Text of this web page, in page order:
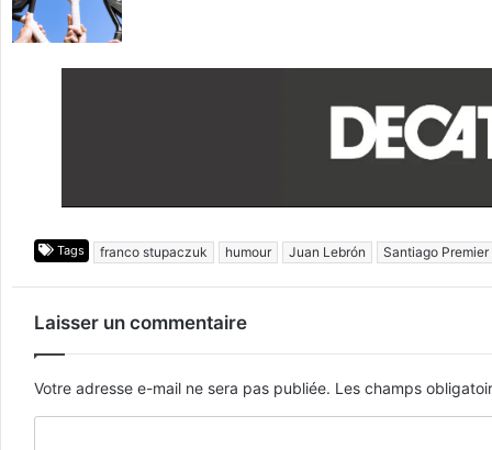
Tags franco stupaczuk humour Juan Lebrón Santiago Premier
Laisser un commentaire
Votre adresse e-mail ne sera pas publiée. Les champs